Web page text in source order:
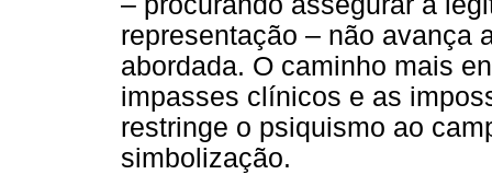
representação – não avança
abordada. O caminho mais
impasses clínicos e as
restringe o psiquismo ao
simbolização.